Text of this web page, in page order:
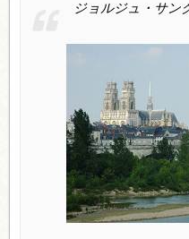
ジョルジュ・サン